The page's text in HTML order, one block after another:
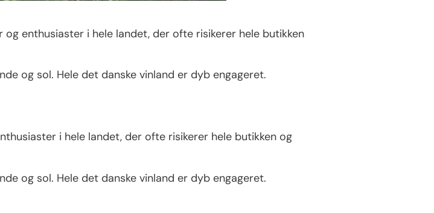
enthusiaster i hele landet, der ofte risikerer hele butikken
og sol. Hele det danske vinland er dyb engageret.
i hele landet, der ofte risikerer hele butikken og
og sol. Hele det danske vinland er dyb engageret.